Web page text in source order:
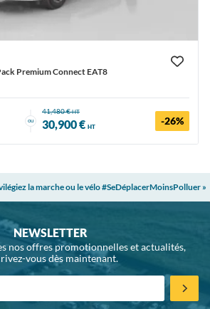
Premium Connect EAT8
ou
41,480 €HT
30,900 € HT -26%
la marche ou le vélo #SeDéplacerMoinsPolluer »
NEWSLETTER
nos offres promotionnelles et actualités,
vous dès maintenant.